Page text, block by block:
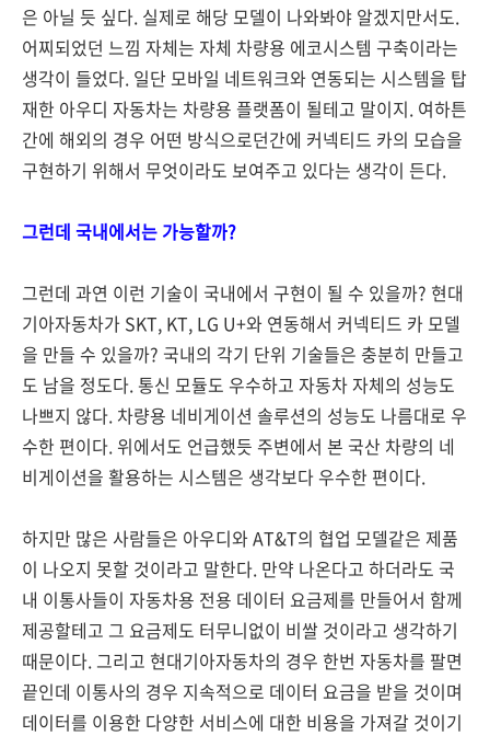
은 아닐 듯 싶다. 실제로 해당 모델이 나와봐야 알겠지만서도.
어찌되었던 느낌 자체는 자체 차량용 에코시스템 구축이라는
생각이 들었다. 일단 모바일 네트워크와 연동되는 시스템을 탑
재한 아우디 자동차는 차량용 플랫폼이 될테고 말이지. 여하튼
간에 해외의 경우 어떤 방식으로던간에 커넥티드 카의 모습을
구현하기 위해서 무엇이라도 보여주고 있다는 생각이 든다.
그런데 국내에서는 가능할까?
그런데 과연 이런 기술이 국내에서 구현이 될 수 있을까? 현대
기아자동차가 SKT, KT, LG U+와 연동해서 커넥티드 카 모델
을 만들 수 있을까? 국내의 각기 단위 기술들은 충분히 만들고
도 남을 정도다. 통신 모듈도 우수하고 자동차 자체의 성능도
나쁘지 않다. 차량용 네비게이션 솔루션의 성능도 나름대로 우
수한 편이다. 위에서도 언급했듯 주변에서 본 국산 차량의 네
비게이션을 활용하는 시스템은 생각보다 우수한 편이다.
하지만 많은 사람들은 아우디와 AT&T의 협업 모델같은 제품
이 나오지 못할 것이라고 말한다. 만약 나온다고 하더라도 국
내 이통사들이 자동차용 전용 데이터 요금제를 만들어서 함께
제공할테고 그 요금제도 터무니없이 비쌀 것이라고 생각하기
때문이다. 그리고 현대기아자동차의 경우 한번 자동차를 팔면
끝인데 이통사의 경우 지속적으로 데이터 요금을 받을 것이며
데이터를 이용한 다양한 서비스에 대한 비용을 가져갈 것이기